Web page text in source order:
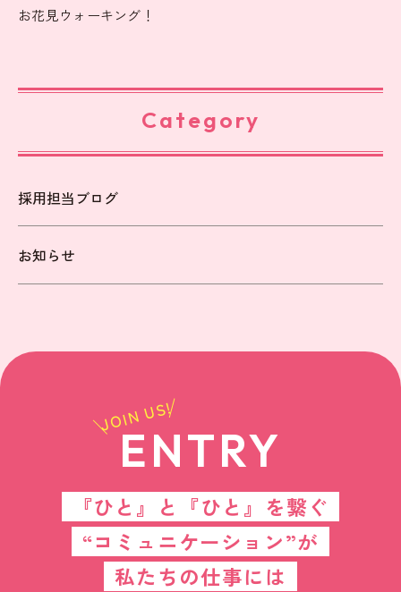
お花見ウォーキング！
Category
採用担当ブログ
お知らせ
JOIN US!
ENTRY
『ひと』と『ひと』を繋ぐ
“コミュニケーション”が
私たちの仕事には